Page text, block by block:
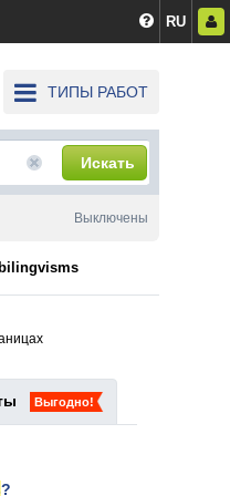
RU
ТИПЫ РАБОТ
Искать
bilingvisms
Выгодно!
?
Выключены